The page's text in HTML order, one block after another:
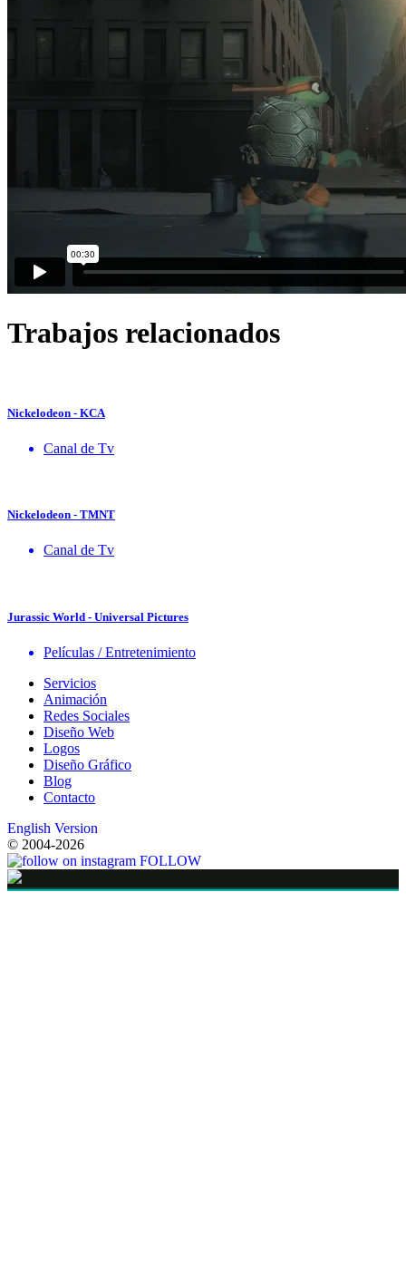
Trabajos relacionados
Nickelodeon - KCA
Canal de Tv
Nickelodeon - TMNT
Canal de Tv
Jurassic World - Universal Pictures
Películas / Entretenimiento
Servicios
Animación
Redes Sociales
Diseño Web
Logos
Diseño Gráfico
Blog
Contacto
English Version
© 2004-2026
FOLLOW